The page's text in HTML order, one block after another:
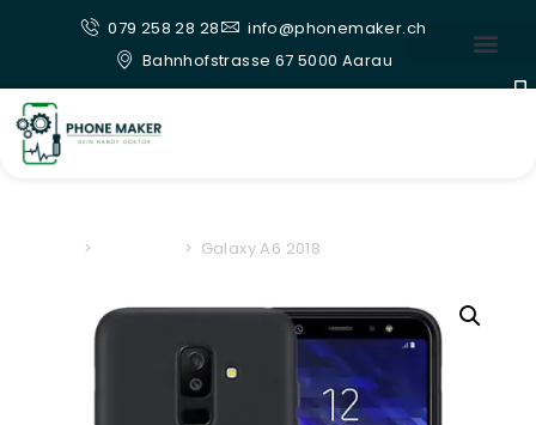
079 258 28 28
info@phonemaker.ch
Bahnhofstrasse 67 5000 Aarau
> > Galaxy A6 2018